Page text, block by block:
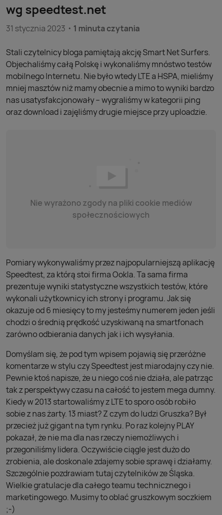
wg speedtest.net
31 stycznia 2023 1 minuta czytania
Stali czytelnicy bloga pamiętają akcję Smart Net Surfers.
Objechaliśmy całą Polskę i wykonaliśmy mnóstwo testów
mobilnego Internetu. Nie było wtedy LTE a HSPA, mieliśmy
mniej masztów niż mamy obecnie a mimo to wyniki bardzo
nas usatysfakcjonowały – wygraliśmy w kategorii ping
oraz download i zajęliśmy drugie miejsce przy uploadzie.
Nie wyrażono zgody na pliki cookie mediów
społecznościowych
Pomiary wykonywaliśmy przez najpopularniejszą aplikację
Speedtest, za którą stoi firma Ookla. Ta sama firma
prezentuje wyniki statystyczne wszystkich testów, które
wykonali użytkownicy ich strony i programu. Jak się
okazuje od 6 miesięcy to my jesteśmy numerem jeden jeśli
chodzi o średnią prędkość uzyskiwaną na smartfonach
zarówno odbierania danych jak i ich wysyłania.
Domyślam się, że pod tym wpisem pojawią się przeróżne
komentarze w stylu czy Speedtest jest miarodajny czy nie.
Pewnie ktoś napisze, że u niego coś nie działa, ale patrząc
tak z perspektywy czasu na całość to jestem mega dumny.
Kiedy w 2013 startowaliśmy z LTE to sporo osób robiło
sobie z nas żarty. 13 miast? Z czym do ludzi Gruszka? Był
przecież już gigant na tym rynku. Po raz kolejny PLAY
pokazał, że nie ma dla nas rzeczy niemożliwych i
przegoniliśmy lidera. Oczywiście ciągle jest dużo do
zrobienia, ale doskonale zdajemy sobie sprawę i działamy.
Szczególnie pozdrawiam tutaj czytelników ze Śląska.
Wielkie gratulacje dla całego teamu technicznego i
marketingowego. Musimy to oblać gruszkowym soczkiem
;-)